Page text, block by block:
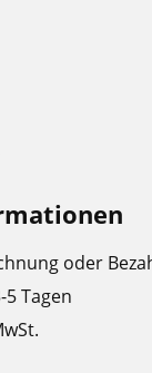
oder
Tagen